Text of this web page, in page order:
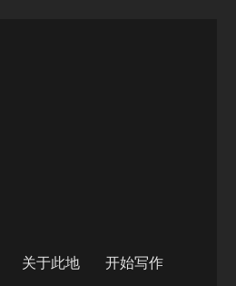
关于此地 开始写作